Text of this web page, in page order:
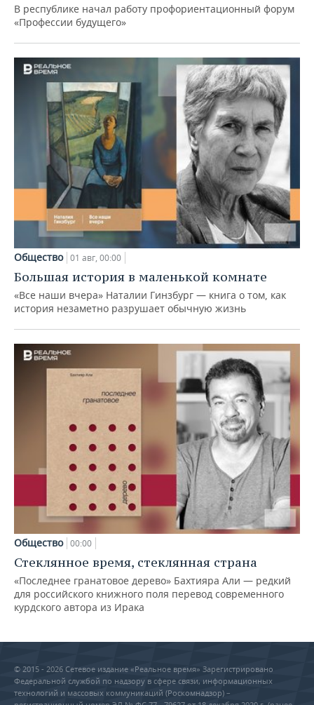
В республике начал работу профориентационный форум
«Профессии будущего»
Общество 01 авг, 00:00
Большая история в маленькой комнате
«Все наши вчера» Наталии Гинзбург — книга о том, как
история незаметно разрушает обычную жизнь
Общество 00:00
Стеклянное время, стеклянная страна
«Последнее гранатовое дерево» Бахтияра Али — редкий
для российского книжного поля перевод современного
курдского автора из Ирака
© 2015 - 2026 Сетевое издание «Реальное время» Зарегистрировано
Федеральной службой по надзору в сфере связи, информационных
технологий и массовых коммуникаций (Роскомнадзор) –